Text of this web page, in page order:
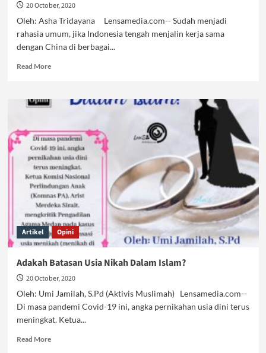
20 October, 2020
Oleh: Asha Tridayana Lensamedia.com-- Sudah menjadi
rahasia umum, jika Indonesia tengah menjalin kerja sama
dengan China di berbagai...
Read MoreRead
Waspada
Intervensi
Berkedok
Investasi
Artikel Opini
Adakah Batasan Usia Nikah Dalam Islam?
20 October, 2020
Oleh: Umi Jamilah, S.Pd (Aktivis Muslimah) Lensamedia.com--
Di masa pandemi Covid-19 ini, angka pernikahan usia dini terus
meningkat. Ketua...
Read MoreRead